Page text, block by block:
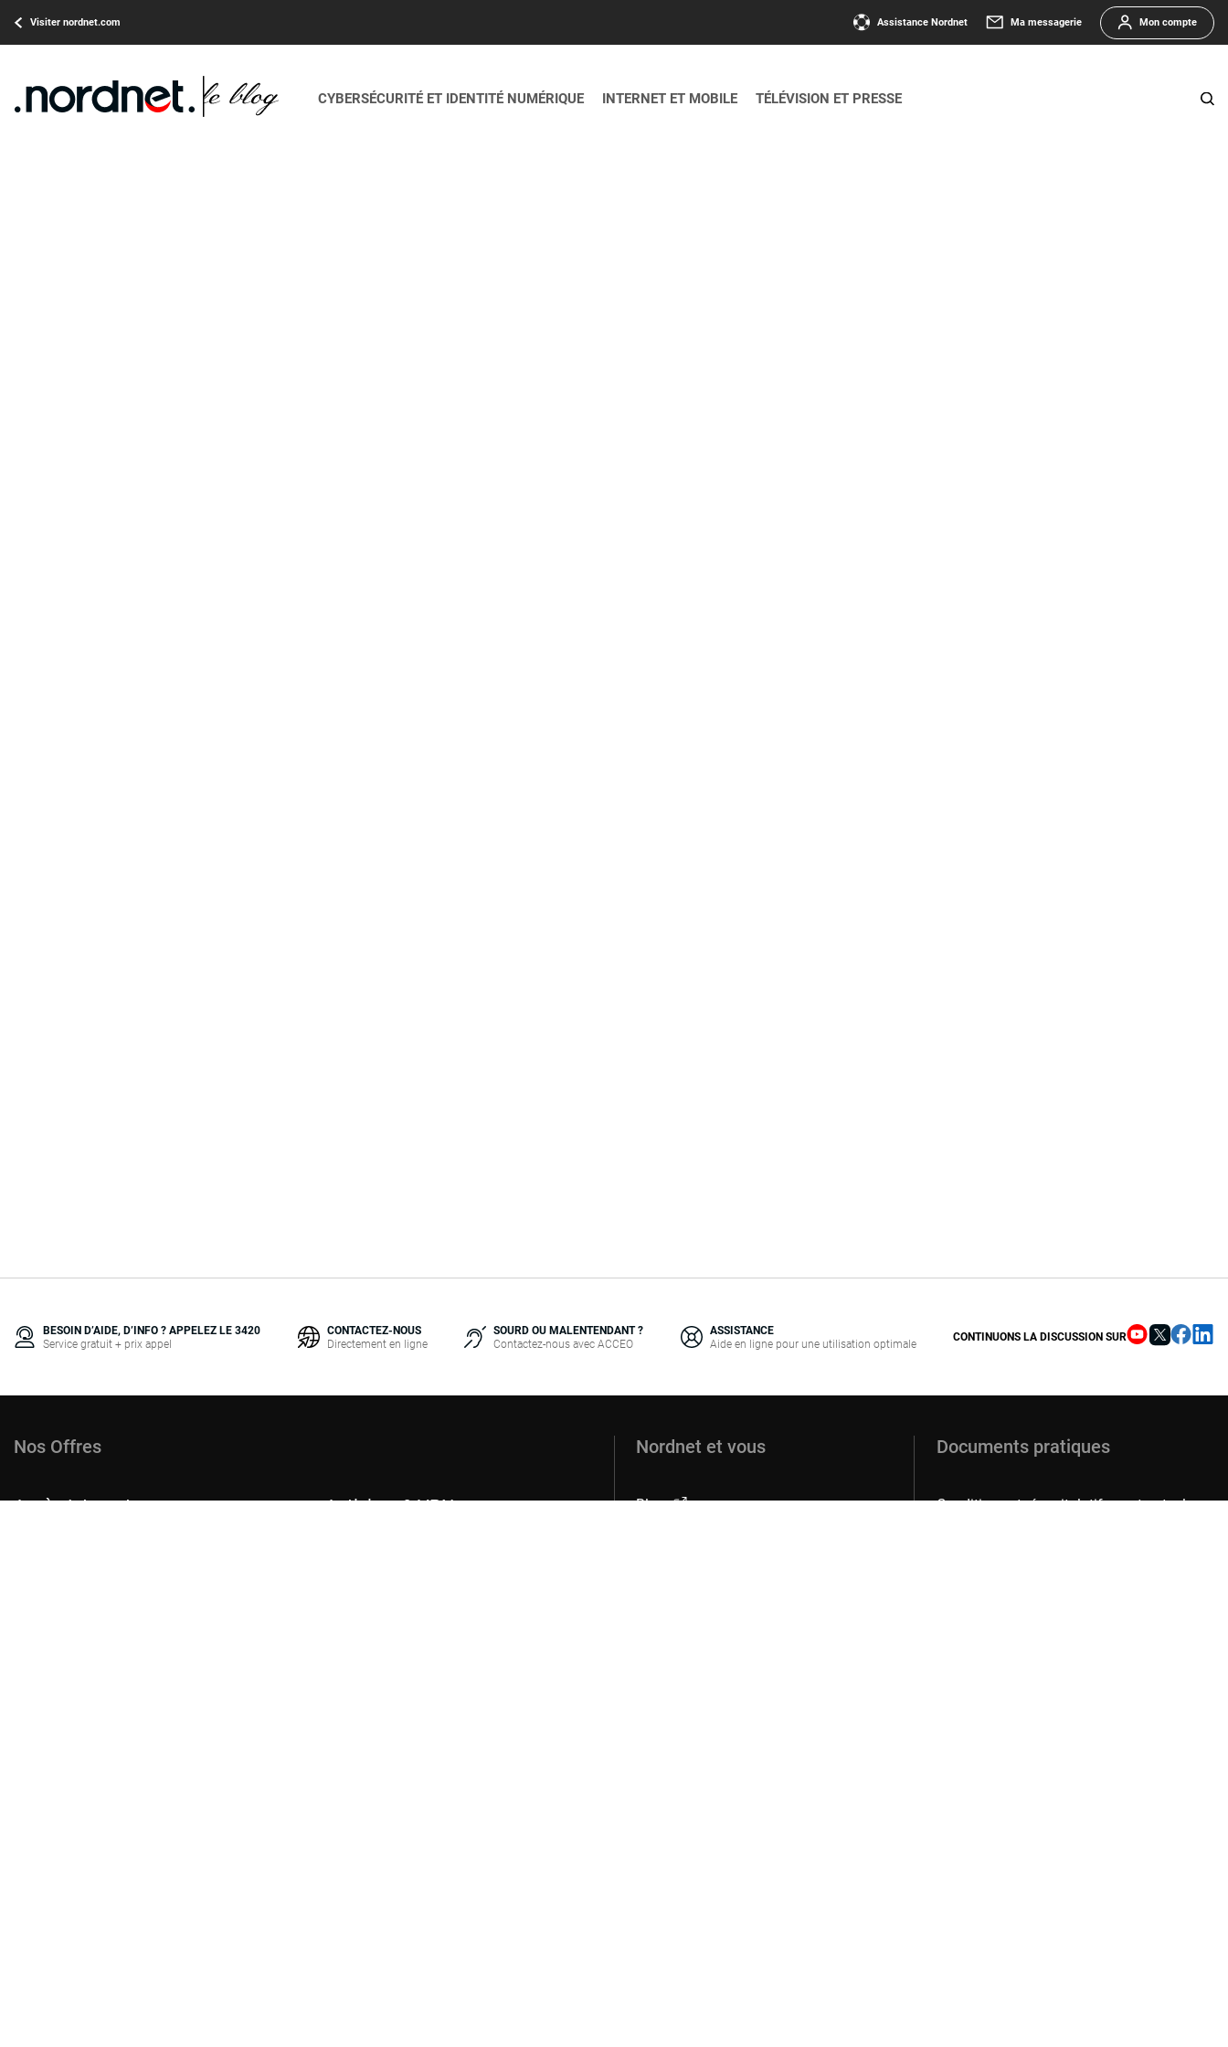
Visiter nordnet.com Assistance Nordnet Ma messagerie Mon compte
CYBERSÉCURITÉ ET IDENTITÉ NUMÉRIQUE INTERNET ET MOBILE TÉLÉVISION ET PRESSE